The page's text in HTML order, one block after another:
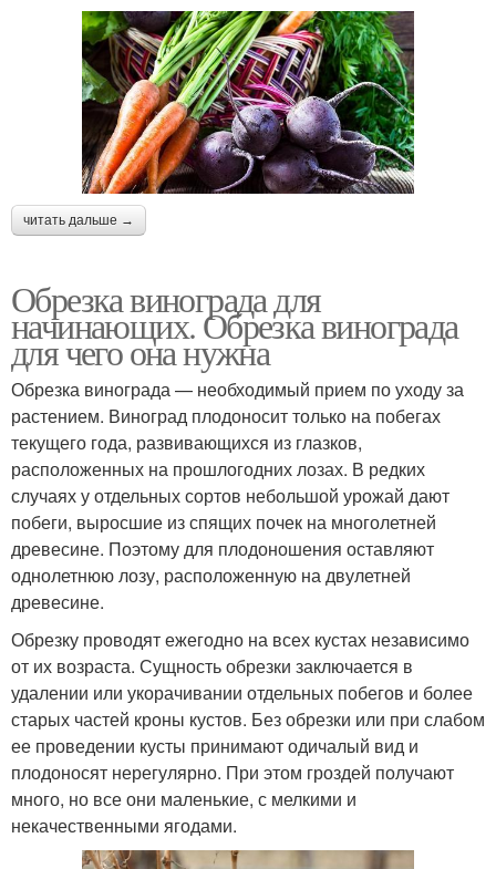
читать дальше →
Обрезка винограда для
начинающих. Обрезка винограда
для чего она нужна
Обрезка винограда — необходимый прием по уходу за
растением. Виноград плодоносит только на побегах
текущего года, развивающихся из глазков,
расположенных на прошлогодних лозах. В редких
случаях у отдельных сортов небольшой урожай дают
побеги, выросшие из спящих почек на многолетней
древесине. Поэтому для плодоношения оставляют
однолетнюю лозу, расположенную на двулетней
древесине.
Обрезку проводят ежегодно на всех кустах независимо
от их возраста. Сущность обрезки заключается в
удалении или укорачивании отдельных побегов и более
старых частей кроны кустов. Без обрезки или при слабом
ее проведении кусты принимают одичалый вид и
плодоносят нерегулярно. При этом гроздей получают
много, но все они маленькие, с мелкими и
некачественными ягодами.